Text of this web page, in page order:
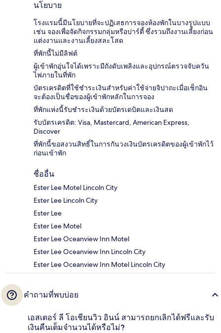
นโยบาย
โรงแรมนี้มีนโยบายที่จะปฏิเสธการจองห้องพักในบางรูปแบบ
เช่น จองเพื่อจัดกิจกรรมกลุ่มหรือปาร์ตี้ ซึ่งรวมถึงงานเลี้ยงก่อน
แต่งงานและงานเลี้ยงสละโสด
ที่พักนี้ไม่มีลิฟต์
ผู้เข้าพักอุ่นใจได้เพราะมีถังดับเพลิงและอุปกรณ์ตรวจจับควัน
ไฟภายในที่พัก
บัตรเครดิตที่ใช้ชำระเงินสำหรับค่าใช้จ่ายจิปาถะเมื่อเช็กอิน
จะต้องเป็นชื่อของผู้เข้าพักหลักในการจอง
ที่พักแห่งนี้รับชำระเงินด้วยบัตรเดบิตและเงินสด
รับบัตรเครดิต: Visa, Mastercard, American Express,
Discover
ที่พักนี้ขอสงวนสิทธิ์ในการกันวงเงินบัตรเครดิตของผู้เข้าพักไว้
ก่อนเข้าพัก
ชื่ออื่น
Ester Lee Motel Lincoln City
Ester Lee Lincoln City
Ester Lee
Ester Lee Motel
Ester Lee Oceanview Inn Motel
Ester Lee Oceanview Inn Lincoln City
Ester Lee Oceanview Inn Motel Lincoln City
คำถามที่พบบ่อย
เอสเตอร์ ลี โอเชียนวิว อินน์ สามารถยกเลิกได้ฟรีและรับ
เงินคืนเต็มจำนวนได้หรือไม่?